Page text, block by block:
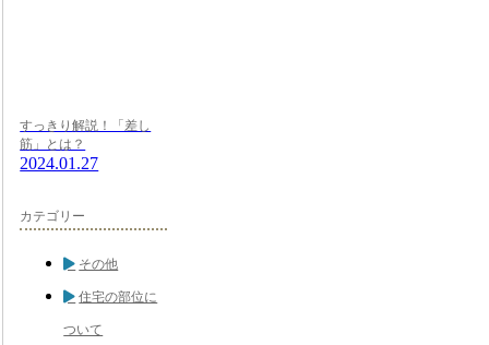
すっきり解説！「差し
筋」とは？
2024.01.27
カテゴリー
その他
住宅の部位に
ついて